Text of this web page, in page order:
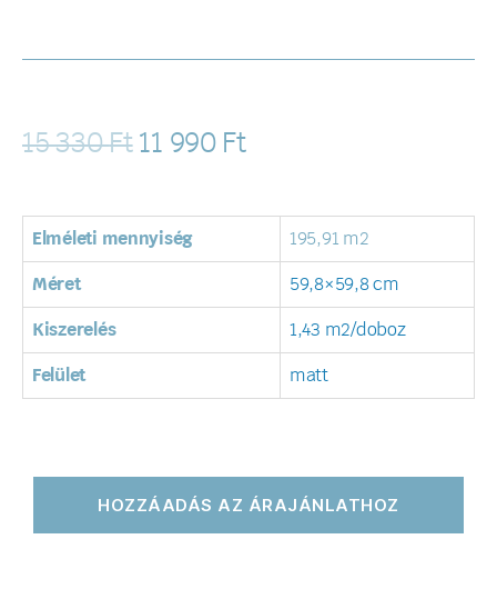
15 330Ft 11 990 Ft
Elméleti mennyiség 195,91 m2
Méret 59,8×59,8 cm
Kiszerelés 1,43 m2/doboz
Felület matt
HOZZÁADÁS AZ ÁRAJÁNLATHOZ